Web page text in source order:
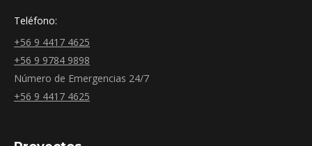
Teléfono:
+56 9 4417 4625
+56 9 9784 9898
Número de Emergencias 24/7
+56 9 4417 4625